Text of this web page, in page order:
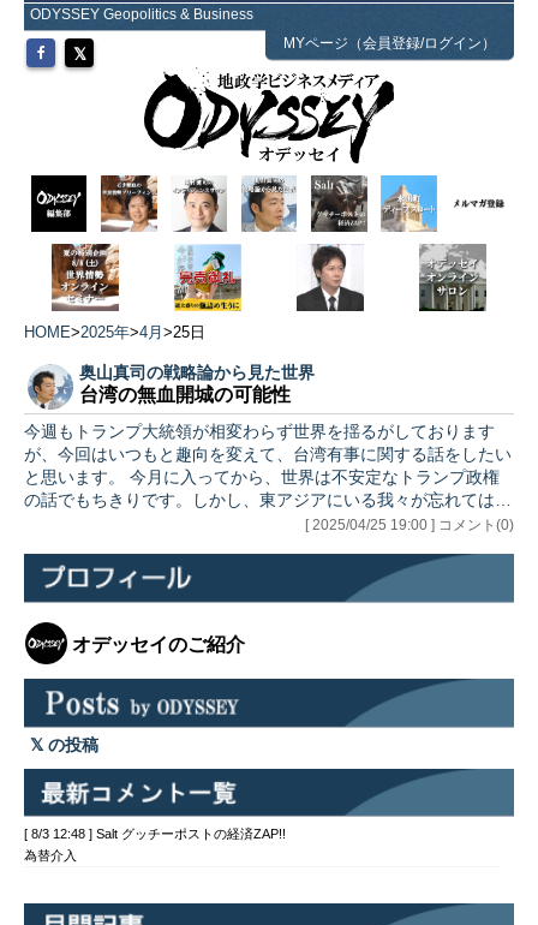
ODYSSEY Geopolitics & Business
MYページ（会員登録/ログイン）
HOME>2025年>4月 >25日
奥山真司の戦略論から見た世界
台湾の無血開城の可能性
今週もトランプ大統領が相変わらず世界を揺るがしております
が、今回はいつもと趣向を変えて、台湾有事に関する話をしたい
と思います。 今月に入ってから、世界は不安定なトランプ政権
の話でもちきりです。しかし、東アジアにいる我々が忘れてはな
[ 2025/04/25 19:00 ] コメント(0)
オデッセイのご紹介
の投稿
[ 8/3 12:48 ] Salt グッチーポストの経済ZAP!!
為替介入